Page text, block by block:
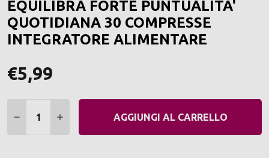
EQUILIBRA FORTE PUNTUALITA'
QUOTIDIANA 30 COMPRESSE
INTEGRATORE ALIMENTARE
€5,99
DIMINUIRE QUANTITÀ:
AUMENTARE QUANTITÀ:
AGGIUNGI AL CARRELLO